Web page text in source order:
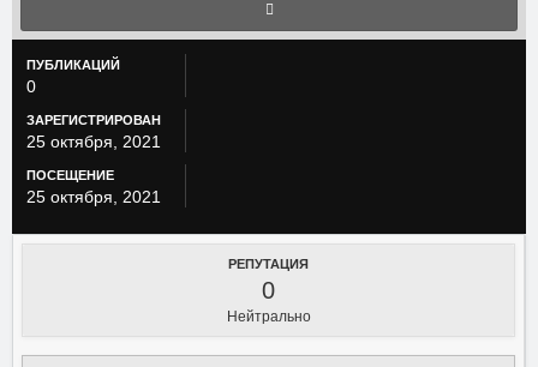
ПУБЛИКАЦИЙ
0
ЗАРЕГИСТРИРОВАН
25 октября, 2021
ПОСЕЩЕНИЕ
25 октября, 2021
РЕПУТАЦИЯ
0
Нейтрально